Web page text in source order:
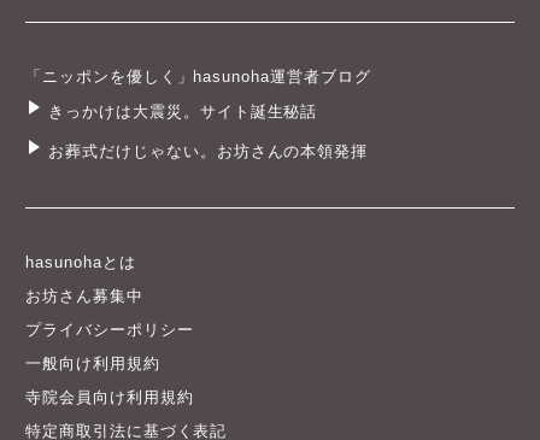
「ニッポンを優しく」hasunoha運営者ブログ
きっかけは大震災。サイト誕生秘話
お葬式だけじゃない。お坊さんの本領発揮
hasunohaとは
お坊さん募集中
プライバシーポリシー
一般向け利用規約
寺院会員向け利用規約
特定商取引法に基づく表記